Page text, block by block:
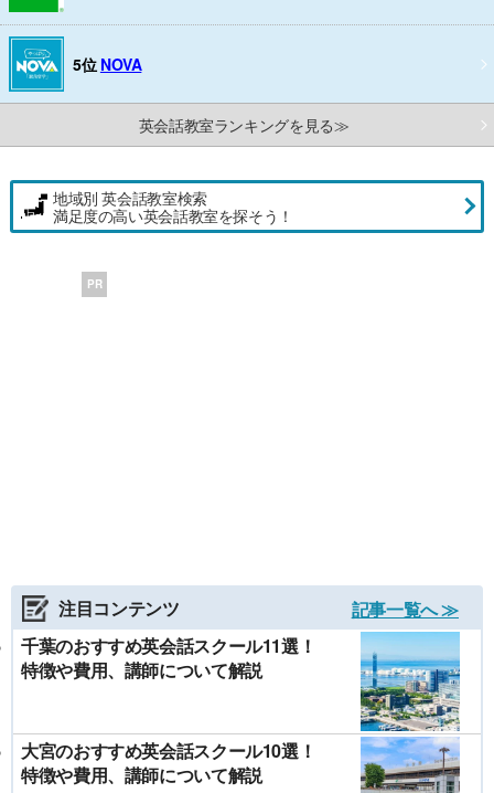
5位 NOVA
英会話教室ランキングを見る≫
地域別 英会話教室検索
満足度の高い英会話教室を探そう！
PR
注目コンテンツ
記事一覧へ ≫
千葉のおすすめ英会話スクール11選！
特徴や費用、講師について解説
大宮のおすすめ英会話スクール10選！
特徴や費用、講師について解説